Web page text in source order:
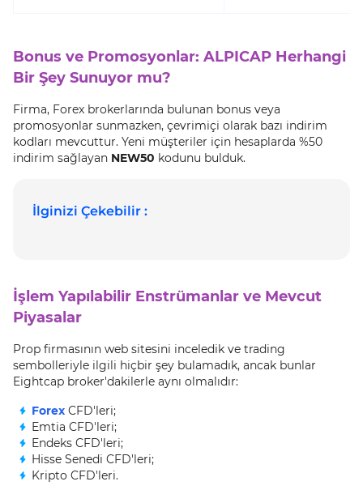
Bonus ve Promosyonlar: ALPICAP Herhangi
Bir Şey Sunuyor mu?
Firma, Forex brokerlarında bulunan bonus veya
promosyonlar sunmazken, çevrimiçi olarak bazı indirim
kodları mevcuttur. Yeni müşteriler için hesaplarda %50
indirim sağlayan NEW50 kodunu bulduk.
İlginizi Çekebilir :
İşlem Yapılabilir Enstrümanlar ve Mevcut
Piyasalar
Prop firmasının web sitesini inceledik ve trading
sembolleriyle ilgili hiçbir şey bulamadık, ancak bunlar
Eightcap broker'dakilerle aynı olmalıdır:
Forex CFD'leri;
Emtia CFD'leri;
Endeks CFD'leri;
Hisse Senedi CFD'leri;
Kripto CFD'leri.